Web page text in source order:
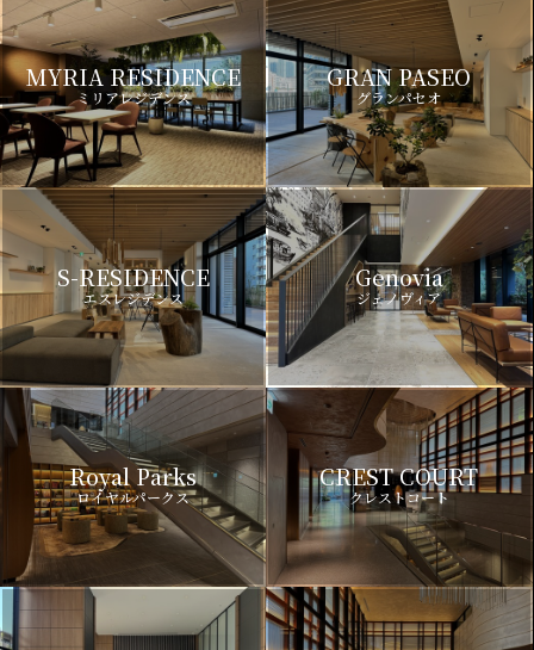
MYRIA RESIDENCE
ミリアレジデンス
GRAN PASEO
グランパセオ
S-RESIDENCE
エスレジデンス
Genovia
ジェノヴィア
Royal Parks
ロイヤルパークス
CREST COURT
クレストコート